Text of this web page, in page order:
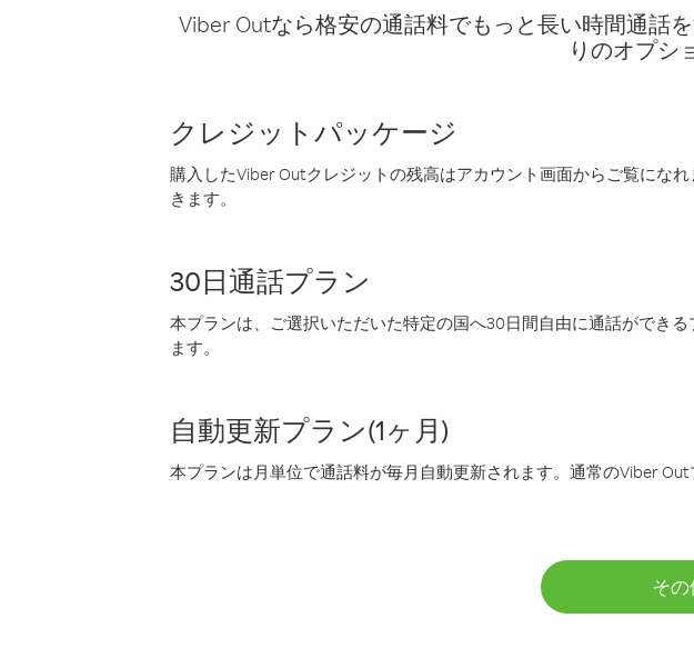
Viber Outなら格安の通話料でもっと長い時間通話
りのオプシ
クレジットパッケージ
購入したViber Outクレジットの残高はアカウント画面からご覧にな
きます。
30日通話プラン
本プランは、ご選択いただいた特定の国へ30日間自由に通話ができ
ます。
自動更新プラン(1ヶ月)
本プランは月単位で通話料が毎月自動更新されます。通常のViber
そ